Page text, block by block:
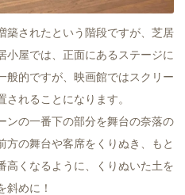
築されたという階段ですが、芝居
小屋では、正面にあるステージに
般的ですが、映画館ではスクリー
れることになります。
ンの一番下の部分を舞台の奈落の
方の舞台や客席をくりぬき、もと
高くなるように、くりぬいた土を
斜めに！